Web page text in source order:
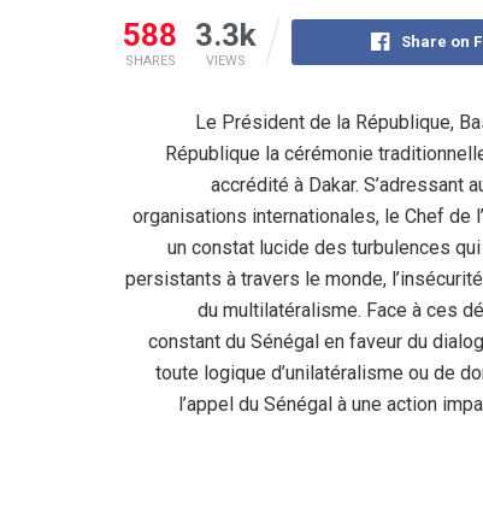
588
SHARES
3.3k
VIEWS
Share on
Le Président de la République,
République la cérémonie
accrédité à Dakar. S’adressant
organisations internationales, le Chef de
un constat lucide des turbulences
persistants à travers le monde,
du multilatéralisme. Face à ces
constant du Sénégal en faveur du
toute logique d’unilatéralisme ou de
l’appel du Sénégal à une action